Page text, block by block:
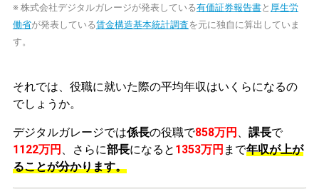
※ 株式会社デジタルガレージが発表している有価証券報告書と 厚生労
働省が発表している賃金構造基本統計調査を元に独自に算出していま
す。
それでは、役職に就いた際の平均年収はいくらになるの
でしょうか。
デジタルガレージでは係長の役職で858万円 課長で
1122万円
、さらに部長になると 1353万円 まで年収が上が
ることが分かります。